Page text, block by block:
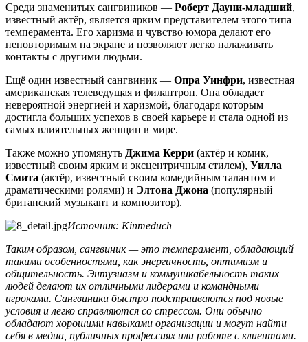
Среди знаменитых сангвиников — Роберт Дауни-младший,
известный актёр, является ярким представителем этого типа
темперамента. Его харизма и чувство юмора делают его
неповторимым на экране и позволяют легко налаживать
контакты с другими людьми.
Ещё один известный сангвиник — Опра Уинфри, известная
американская телеведущая и филантроп. Она обладает
невероятной энергией и харизмой, благодаря которым
достигла больших успехов в своей карьере и стала одной из
самых влиятельных женщин в мире.
Также можно упомянуть Джима Керри (актёр и комик,
известный своим ярким и эксцентричным стилем), Уилла
Смита (актёр, известный своим комедийным талантом и
драматическими ролями) и Элтона Джона (популярный
британский музыкант и композитор).
Источник: Kinmeduch
Таким образом, сангвиник — это темперамент, обладающий
такими особенностями, как энергичность, оптимизм и
общительность. Энтузиазм и коммуникабельность таких
людей делают их отличными лидерами и командными
игроками. Сангвиники быстро подстраиваются под новые
условия и легко справляются со стрессом. Они обычно
обладают хорошими навыками организации и могут найти
себя в медиа, публичных профессиях или работе с клиентами.